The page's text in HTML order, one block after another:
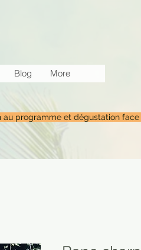
Blog More
au programme et dégustation face